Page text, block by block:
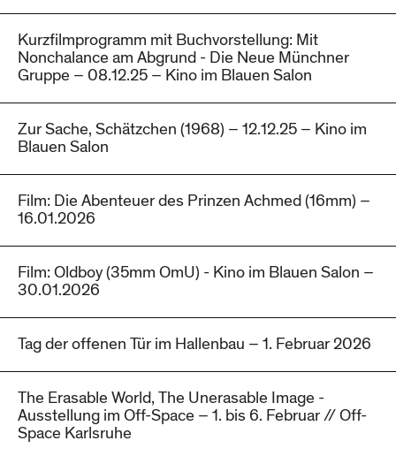
Kurzfilmprogramm mit Buchvorstellung: Mit
Nonchalance am Abgrund - Die Neue Münchner
Gruppe – 08.12.25 – Kino im Blauen Salon
Zur Sache, Schätzchen (1968) – 12.12.25 – Kino im
Blauen Salon
Film: Die Abenteuer des Prinzen Achmed (16mm) –
16.01.2026
Film: Oldboy (35mm OmU) - Kino im Blauen Salon –
30.01.2026
Tag der offenen Tür im Hallenbau – 1. Februar 2026
The Erasable World, The Unerasable Image -
Ausstellung im Off-Space – 1. bis 6. Februar // Off-
Space Karlsruhe